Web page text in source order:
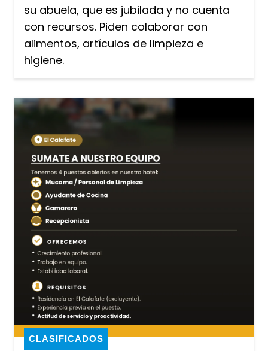
su abuela, que es jubilada y no cuenta
con recursos. Piden colaborar con
alimentos, artículos de limpieza e
higiene.
CLASIFICADOS